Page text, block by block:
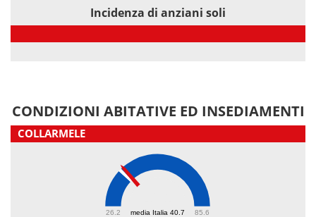
Incidenza di anziani soli
CONDIZIONI ABITATIVE ED INSEDIAMENTI
COLLARMELE
media Italia 40.7
26.2 85.6